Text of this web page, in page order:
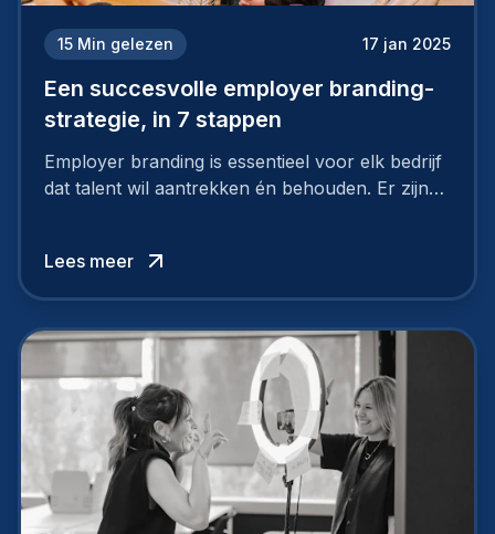
15 Min gelezen 17 jan 2025
Een succesvolle employer branding-
strategie, in 7 stappen
Employer branding is essentieel voor elk bedrijf
dat talent wil aantrekken én behouden. Er zijn
niet van vandaag op morgen. Hoe pak je dat
aan, starten met employer branding?
Lees meer